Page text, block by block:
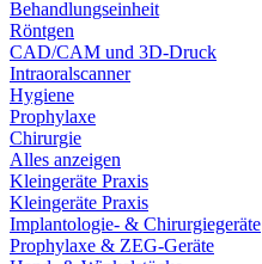
Behandlungseinheit
Röntgen
CAD/CAM und 3D-Druck
Intraoralscanner
Hygiene
Prophylaxe
Chirurgie
Alles anzeigen
Kleingeräte Praxis
Kleingeräte Praxis
Implantologie- & Chirurgiegeräte
Prophylaxe & ZEG-Geräte